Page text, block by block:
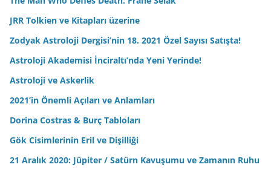
JRR Tolkien ve Kitapları üzerine
Zodyak Astroloji Dergisi’nin 18. 2021 Özel Sayısı Satışta!
Astroloji Akademisi İnciraltı’nda Yeni Yerinde!
Astroloji ve Askerlik
2021’in Önemli Açıları ve Anlamları
Dorina Costras & Burç Tabloları
Gök Cisimlerinin Eril ve Dişilliği
21 Aralık 2020: Jüpiter / Satürn Kavuşumu ve Zamanın Ruhu